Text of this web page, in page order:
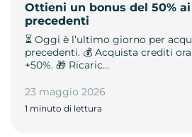
Ottieni un bonus del 50%
precedenti
⏳ Oggi è l’ultimo giorno per
precedenti. 💰 Acquista crediti
+50%. 🎁 Ricaric…
23 maggio 2026
1 minuto di lettura